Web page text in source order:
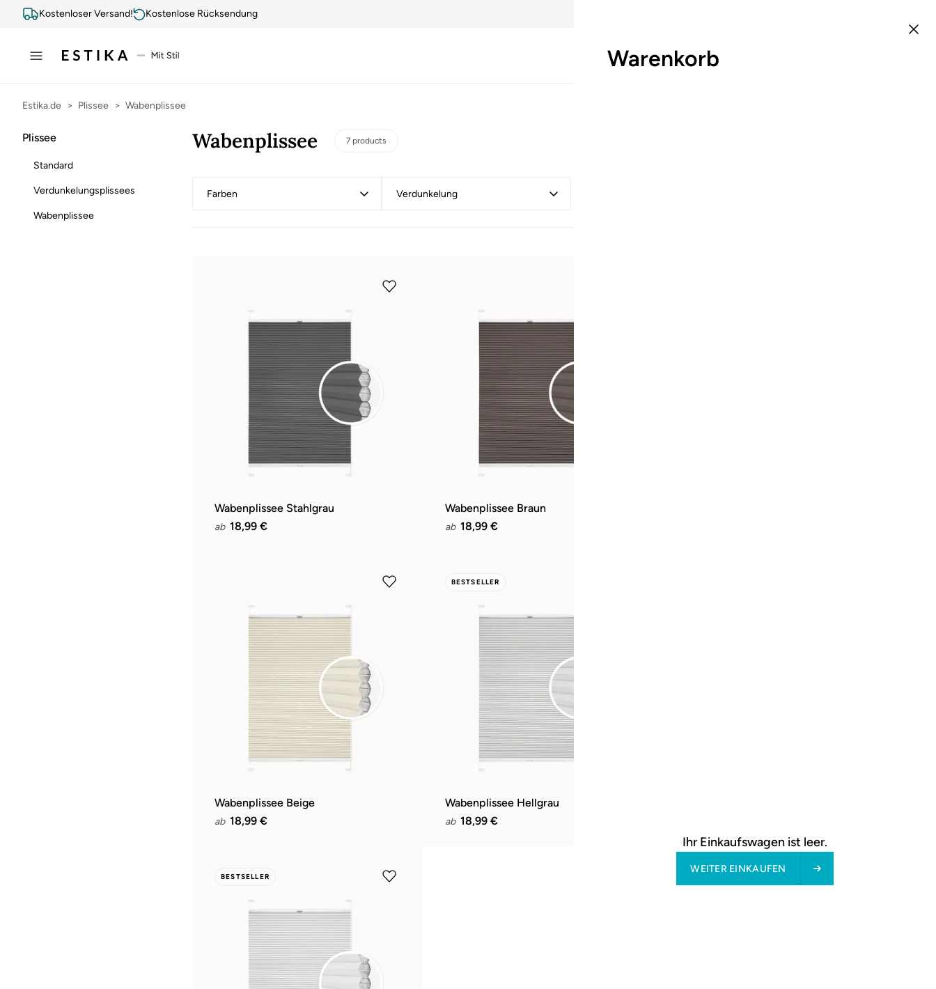
Kostenloser Versand! Kostenlose Rücksendung
Estika.de Plissee Wabenplissee
Plissee
Standard
Verdunkelungsplissees
Wabenplissee
Wabenplissee 7 products
Farben Verdunkelung
Wabenplissee Stahlgrau
ab 18,99 €
Wabenplissee Braun
ab 18,99 €
Wabenplissee Beige
ab 18,99 €
BESTSELLER
Wabenplissee Hellgrau
ab 18,99 €
BESTSELLER
Warenkorb
Ihr Einkaufswagen ist leer.
WEITER EINKAUFEN